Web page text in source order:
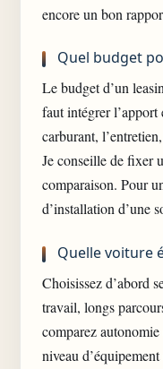
encore un bon
Quel budget
Le budget d’un
faut intégrer l’apport
carburant,
Je conseille de fixer
comparaison. Pour
d’installation d’une
Quelle voiture
Choisissez d’abord
travail, longs
comparez
niveau